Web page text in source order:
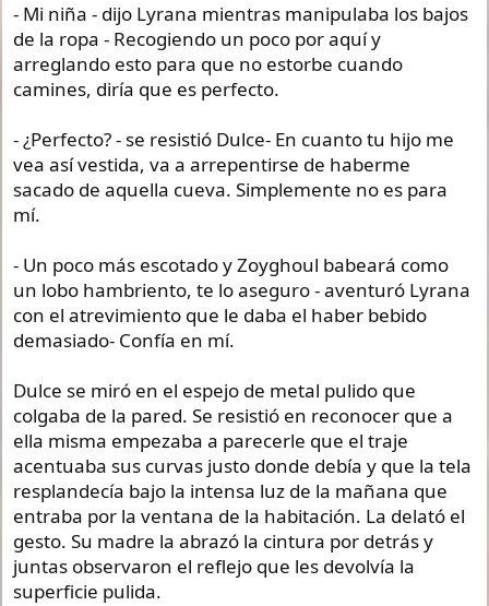
- Mi niña - dijo Lyrana mientras manipulaba los bajos
de la ropa - Recogiendo un poco por aquí y
arreglando esto para que no estorbe cuando
camines, diría que es perfecto.
- ¿Perfecto? - se resistió Dulce- En cuanto tu hijo me
vea así vestida, va a arrepentirse de haberme
sacado de aquella cueva. Simplemente no es para
mí.
- Un poco más escotado y Zoyghoul babeará como
un lobo hambriento, te lo aseguro - aventuró Lyrana
con el atrevimiento que le daba el haber bebido
demasiado- Confía en mí.
Dulce se miró en el espejo de metal pulido que
colgaba de la pared. Se resistió en reconocer que a
ella misma empezaba a parecerle que el traje
acentuaba sus curvas justo donde debía y que la tela
resplandecía bajo la intensa luz de la mañana que
entraba por la ventana de la habitación. La delató el
gesto. Su madre la abrazó la cintura por detrás y
juntas observaron el reflejo que les devolvía la
superficie pulida.